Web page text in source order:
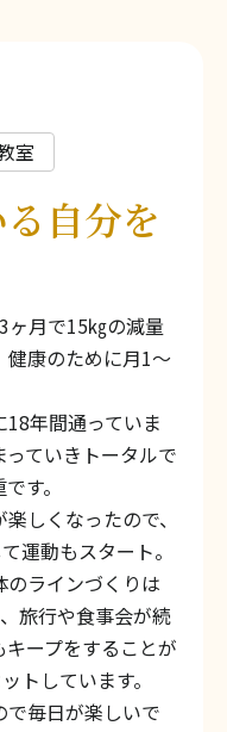
室
自分を
ヶ月で15㎏の減量
康のために月1～
年間通っていま
ていきトータルで
す。
しくなったので、
運動もスタート。
ラインづくりは
旅行や食事会が続
ープをすることが
トしています。
毎日が楽しいで